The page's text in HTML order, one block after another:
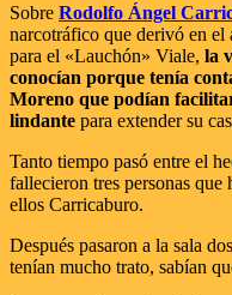
Sobre Rodolfo Ángel
narcotráfico que derivó en el
para el «Lauchón» Viale, la
conocían porque tenía
Moreno que podían
lindante para extender su
Tanto tiempo pasó entre el
fallecieron tres personas
ellos Carricaburo.
Después pasaron a la sala
tenían mucho trato, sabían